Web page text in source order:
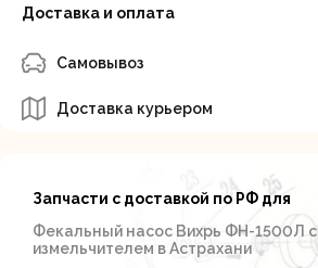
Доставка и оплата
Самовывоз
Доставка курьером
Запчасти с доставкой по РФ для
Фекальный насос Вихрь ФН-1500Л с
измельчителем в Астрахани